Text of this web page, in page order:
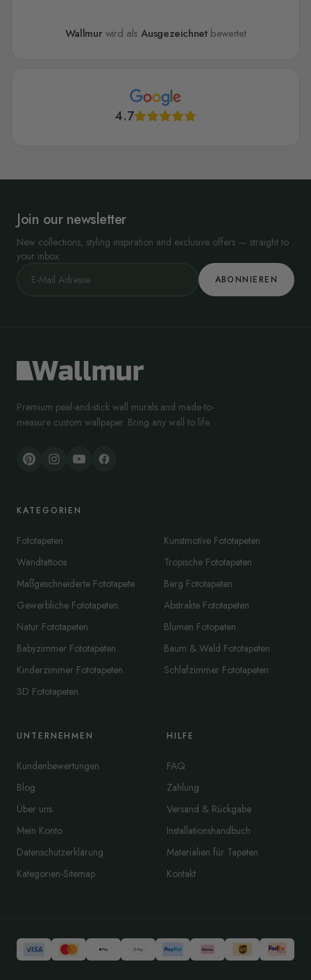
Wallmur wird alsAusgezeichnetbewertet
4.7
Join our newsletter
New collections, styling inspiration and exclusive offers — straight to
your inbox.
ABONNIEREN
Premium peel-and-stick wall murals and made-to-
measure custom wallpaper. Bring any wall to life.
KATEGORIEN
Fototapeten
Wandtattoos
Maßgeschneiderte Fototapete
Gewerbliche Fototapeten
Natur Fototapeten
Babyzimmer Fototapeten
Kinderzimmer Fototapeten
3D Fototapeten
Kunstmotive Fototapeten
Tropische Fototapeten
Berg Fototapeten
Abstrakte Fototapeten
Blumen Fotopaten
Baum & Wald Fototapeten
Schlafzimmer Fototapeten
UNTERNEHMEN
Kundenbewertungen
Blog
Über uns
Mein Konto
Datenschutzerklärung
Kategorien-Sitemap
HILFE
FAQ
Zahlung
Versand & Rückgabe
Installationshandbuch
Materialien für Tapeten
Kontakt